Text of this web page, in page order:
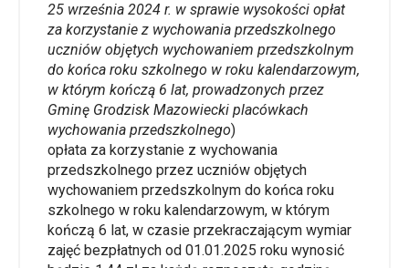
25 września 2024 r. w sprawie wysokości opłat
za korzystanie z wychowania przedszkolnego
uczniów objętych wychowaniem przedszkolnym
do końca roku szkolnego w roku kalendarzowym,
w którym kończą 6 lat, prowadzonych przez
Gminę Grodzisk Mazowiecki placówkach
wychowania przedszkolnego)
opłata za korzystanie z wychowania
przedszkolnego przez uczniów objętych
wychowaniem przedszkolnym do końca roku
szkolnego w roku kalendarzowym, w którym
kończą 6 lat, w czasie przekraczającym wymiar
zajęć bezpłatnych od 01.01.2025 roku wynosić